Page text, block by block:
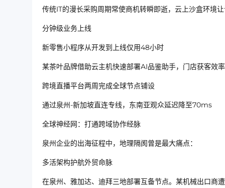
传统IT的漫长采购周期常使商机转瞬即逝，云上沙盒环境
分钟级业务上线
新零售小程序从开发到上线仅用48小时
某茶叶品牌借助云主机快速部署AI品鉴助手，门店获客效
跨境直播平台两周完成全球节点铺设
通过泉州-新加坡直连专线，东南亚观众延迟降至70ms
全球神经网：打通跨域协作经脉
泉州企业的出海征程中，地理隔阂曾是最大痛点：
多活架构护航外贸命脉
在泉州、雅加达、迪拜三地部署互备节点。某机械出口商